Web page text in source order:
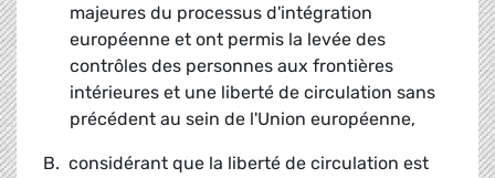
majeures du processus d'intégration
européenne et ont permis la levée des
contrôles des personnes aux frontières
intérieures et une liberté de circulation sans
précédent au sein de l'Union européenne,
B. considérant que la liberté de circulation est